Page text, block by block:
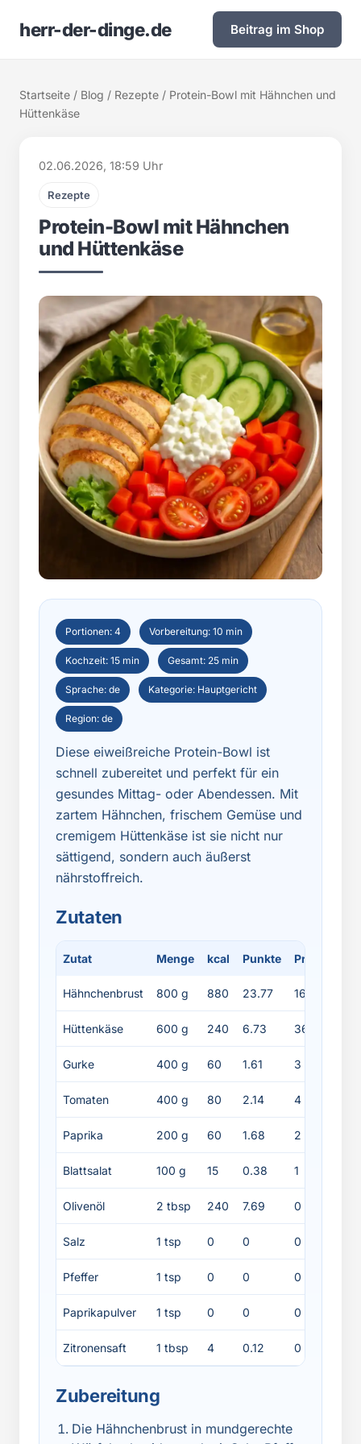
herr-der-dinge.de Beitrag im Shop
Startseite / Blog / Rezepte / Protein-Bowl mit Hähnchen und
Hüttenkäse
02.06.2026, 18:59 Uhr
Rezepte
Protein-Bowl mit Hähnchen
und Hüttenkäse
Portionen: 4 Vorbereitung: 10 min
Kochzeit: 15 min Gesamt: 25 min
Sprache: de Kategorie: Hauptgericht
Region: de
Diese eiweißreiche Protein-Bowl ist
schnell zubereitet und perfekt für ein
gesundes Mittag- oder Abendessen. Mit
zartem Hähnchen, frischem Gemüse und
cremigem Hüttenkäse ist sie nicht nur
sättigend, sondern auch äußerst
nährstoffreich.
Zutaten
Zutat Menge kcal Punkte Protein
Hähnchenbrust 800 g 880 23.77 160
Hüttenkäse 600 g 240 6.73 36
Gurke 400 g 60 1.61 3
Tomaten 400 g 80 2.14 4
Paprika 200 g 60 1.68 2
Blattsalat 100 g 15 0.38 1
Olivenöl 2 tbsp 240 7.69 0
Salz 1 tsp 0 0 0
Pfeffer 1 tsp 0 0 0
Paprikapulver 1 tsp 0 0 0
Zitronensaft 1 tbsp 4 0.12 0
Zubereitung
Die Hähnchenbrust in mundgerechte